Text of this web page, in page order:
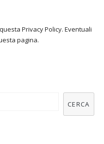
Privacy Policy. Eventuali
pagina.
CERCA